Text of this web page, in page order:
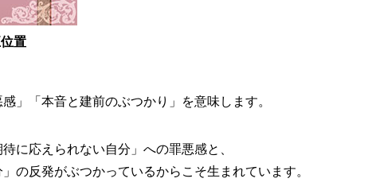
置
」「本音と建前のぶつかり」を意味します。
に応えられない自分」への罪悪感と、
の反発がぶつかっているからこそ生まれています。